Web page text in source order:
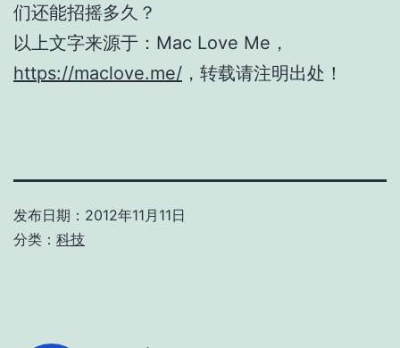
们还能招摇多久？
以上文字来源于：Mac Love Me，
https://maclove.me/ ，转载请注明出处！
发布日期： 2012年11月11日
分类： 科技